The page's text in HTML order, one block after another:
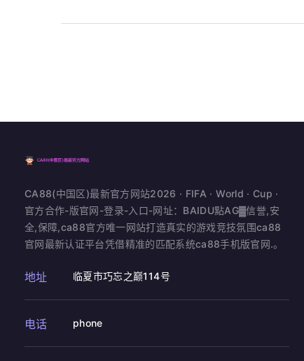
CA88(中国区)最新官方网站2026 · FIFA · World · Cup ·
官方合作-版官网-登录-入口-网址：BAIDU點AG▓信誉,安
全,保障,ca88官方唯一网站打造真实的游戏竞技氛围ca88
官网最新认证平台凭借精准的匹配系统ca88手机版官网.。
地址 临夏市巧忘之巅114号
电话 phone